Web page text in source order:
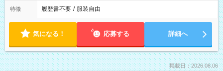
特徴 履歴書不要 / 服装自由
気になる！ 応募する 詳細へ
掲載日：2026.08.06